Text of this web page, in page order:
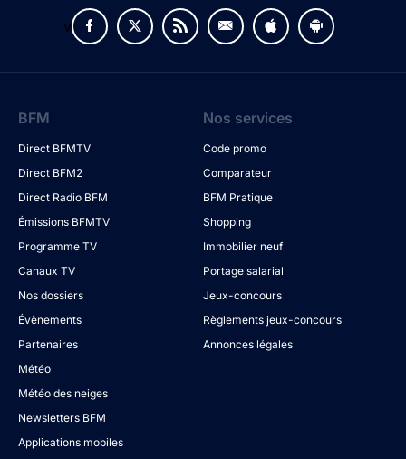
v
BFM
Direct BFMTV
Direct BFM2
Direct Radio BFM
Émissions BFMTV
Programme TV
Canaux TV
Nos dossiers
Évènements
Partenaires
Météo
Météo des neiges
Newsletters BFM
Applications mobiles
Nos services
Code promo
Comparateur
BFM Pratique
Shopping
Immobilier neuf
Portage salarial
Jeux-concours
Règlements jeux-concours
Annonces légales